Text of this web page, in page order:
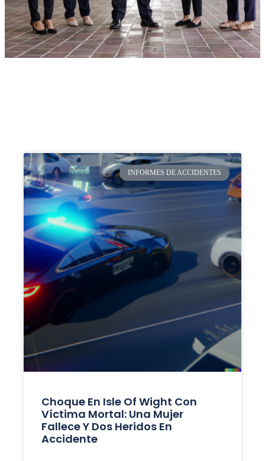
INFORMES DE ACCIDENTES
Choque En Isle Of Wight Con
Víctima Mortal: Una Mujer
Fallece Y Dos Heridos En
Accidente